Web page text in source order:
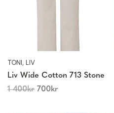
TONI, LIV
Liv Wide Cotton 713 Stone
1 400kr 700kr